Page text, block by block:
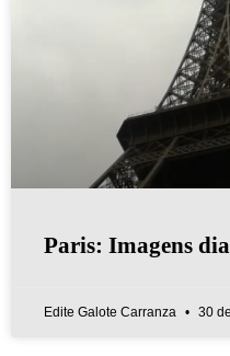
Paris: Imagens
Edite Galote Carranza 30